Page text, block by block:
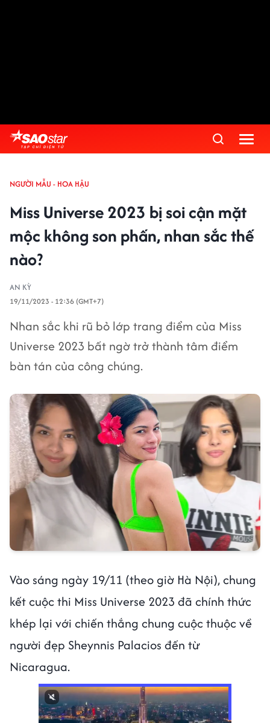
NGƯỜI MẪU - HOA HẬU
Miss Universe 2023 bị soi cận mặt
mộc không son phấn, nhan sắc thế
nào?
AN KỲ
19/11/2023 - 12:36 (GMT+7)
Nhan sắc khi rũ bỏ lớp trang điểm của Miss
Universe 2023 bất ngờ trở thành tâm điểm
bàn tán của công chúng.
Vào sáng ngày 19/11 (theo giờ Hà Nội), chung
kết cuộc thi Miss Universe 2023 đã chính thức
khép lại với chiến thắng chung cuộc thuộc về
người đẹp Sheynnis Palacios đến từ
Nicaragua.